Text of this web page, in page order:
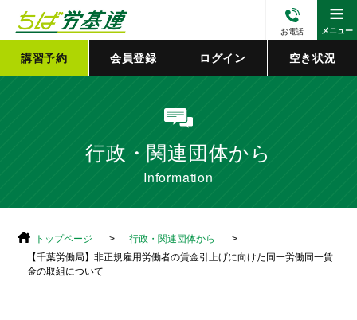
≡
メニュー
お電話
講習予約 会員登録 ログイン 空き状況
行政・関連団体から
Information
トップページ
行政・関連団体から
【千葉労働局】非正規雇用労働者の賃金引上げに向けた同一労働同一賃
金の取組について